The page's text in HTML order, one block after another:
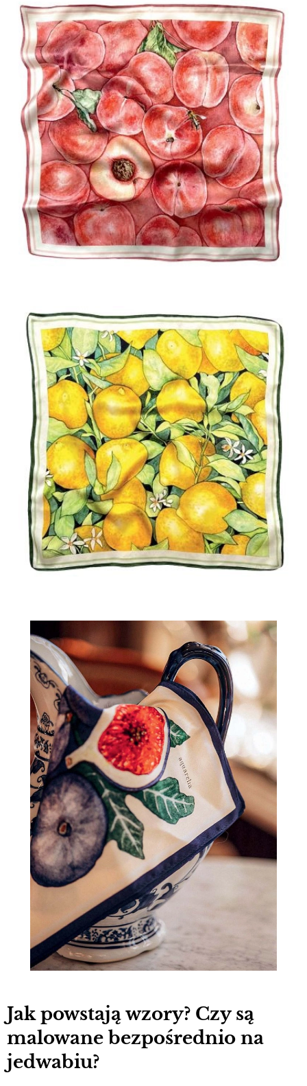
Jak powstają wzory? Czy są
malowane bezpośrednio na
jedwabiu?